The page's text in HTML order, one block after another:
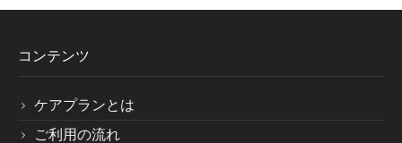
コンテンツ
ケアプランとは
ご利用の流れ